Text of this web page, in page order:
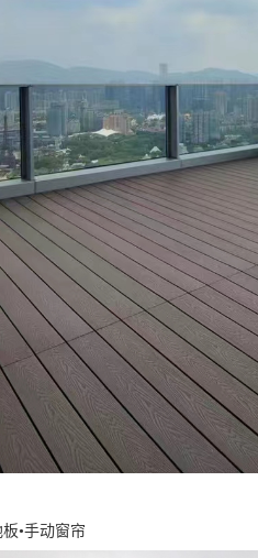
•手动窗帘